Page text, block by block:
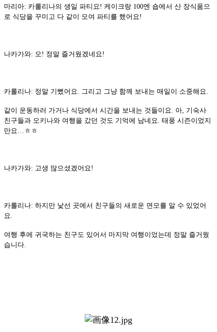
마리아: 카롤리나의 생일 파티요! 케이크랑 100엔 숍에서 산 장식품으
로 식당을 꾸미고 다 같이 모여 파티를 했어요!
나카가와: 오! 정말 즐거웠겠네요!
카롤리나: 정말 기뻤어요. 그리고 그냥 함께 보내는 매일이 소중해요.
같이 운동하러 가거나 식당에서 시간을 보내는 것들이요. 아, 기숙사
친구들과 오키나와 여행을 갔던 것도 기억에 남네요. 태풍 시즌이었지
만요…ㅎㅎ
나카가와: 고생 많으셨겠어요!
카롤리나: 하지만 낯선 곳에서 친구들의 새로운 면모를 알 수 있었어
요.
여행 후에 귀국하는 친구도 있어서 마지막 여행이었는데 정말 즐거웠
습니다.